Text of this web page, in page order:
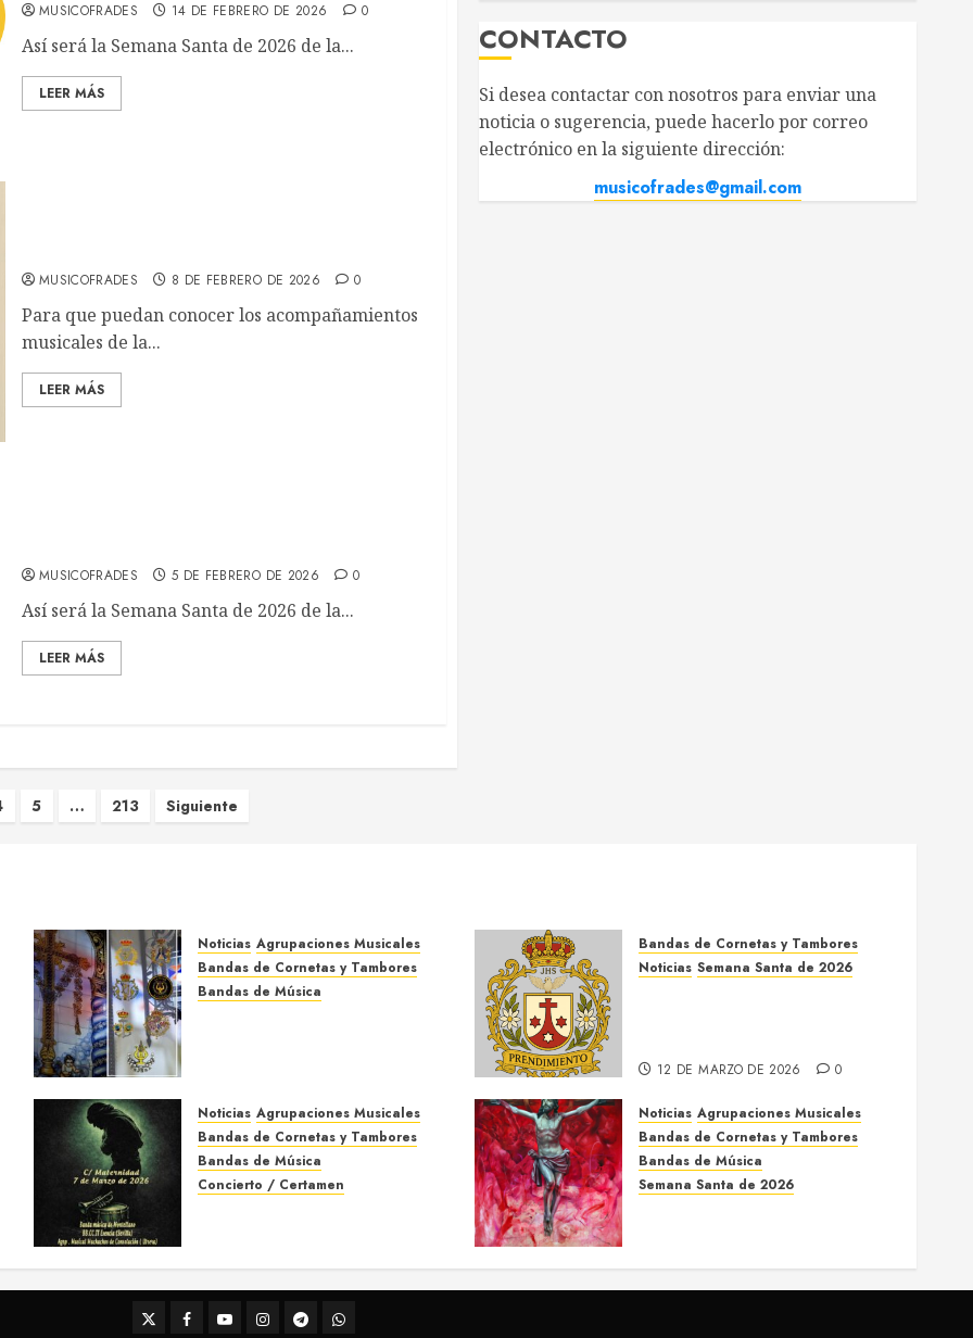
MUSICOFRADES 14 DE FEBRERO DE 2026 0
Así será la Semana Santa de 2026 de la...
LEER MÁS
MUSICOFRADES 8 DE FEBRERO DE 2026 0
Para que puedan conocer los acompañamientos
musicales de la...
LEER MÁS
MUSICOFRADES 5 DE FEBRERO DE 2026 0
Así será la Semana Santa de 2026 de la...
LEER MÁS
5 … 213 Siguiente
CONTACTO
Si desea contactar con nosotros para enviar una
noticia o sugerencia, puede hacerlo por correo
electrónico en la siguiente dirección:
musicofrades@gmail.com
Noticias Agrupaciones Musicales
Bandas de Cornetas y Tambores
Bandas de Música
9 DE MAYO DE 2026 0
Bandas de Cornetas y Tambores
Noticias Semana Santa de 2026
12 DE MARZO DE 2026 0
Noticias Agrupaciones Musicales
Bandas de Cornetas y Tambores
Bandas de Música
Concierto / Certamen
Noticias Agrupaciones Musicales
Bandas de Cornetas y Tambores
Bandas de Música
Semana Santa de 2026
22 DE FEBRERO DE 2026
0
TwitterFacebookYoutubeInstagramTelegramWhatsApp
informado/a de todas las noticias al momento y en tu móvil?